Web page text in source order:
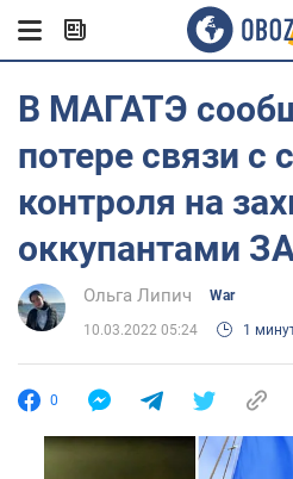
В МАГАТЭ
потере связи с
контроля на
оккупантами
Ольга Липич War
10.03.2022 05:24 1
0